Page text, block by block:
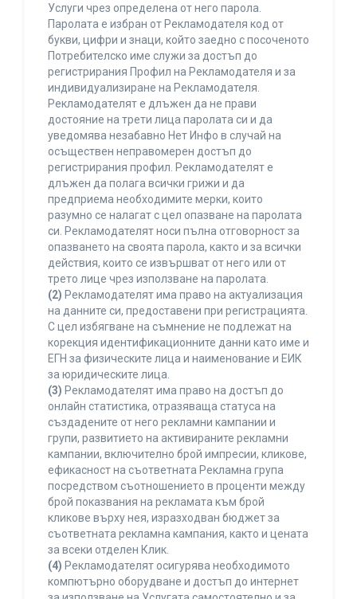
Услуги чрез определена от него парола.
Паролата е избран от Рекламодателя код от
букви, цифри и знаци, който заедно с посоченото
Потребителско име служи за достъп до
регистрирания Профил на Рекламодателя и за
индивидуализиране на Рекламодателя.
Рекламодателят е длъжен да не прави
достояние на трети лица паролата си и да
уведомява незабавно Нет Инфо в случай на
осъществен неправомерен достъп до
регистрирания профил. Рекламодателят е
длъжен да полага всички грижи и да
предприема необходимите мерки, които
разумно се налагат с цел опазване на паролата
си. Рекламодателят носи пълна отговорност за
опазването на своята парола, както и за всички
действия, които се извършват от него или от
трето лице чрез използване на паролата.
(2) Рекламодателят има право на актуализация
на данните си, предоставени при регистрацията.
С цел избягване на съмнение не подлежат на
корекция идентификационните данни като име и
ЕГН за физическите лица и наименование и ЕИК
за юридическите лица.
(3) Рекламодателят има право на достъп до
онлайн статистика, отразяваща статуса на
създадените от него рекламни кампании и
групи, развитието на активираните рекламни
кампании, включително брой импресии, кликове,
ефикасност на съответната Рекламна група
посредством съотношението в проценти между
брой показвания на рекламата към брой
кликове върху нея, изразходван бюджет за
съответната рекламна кампания, както и цената
за всеки отделен Клик.
(4) Рекламодателят осигурява необходимото
компютърно оборудване и достъп до интернет